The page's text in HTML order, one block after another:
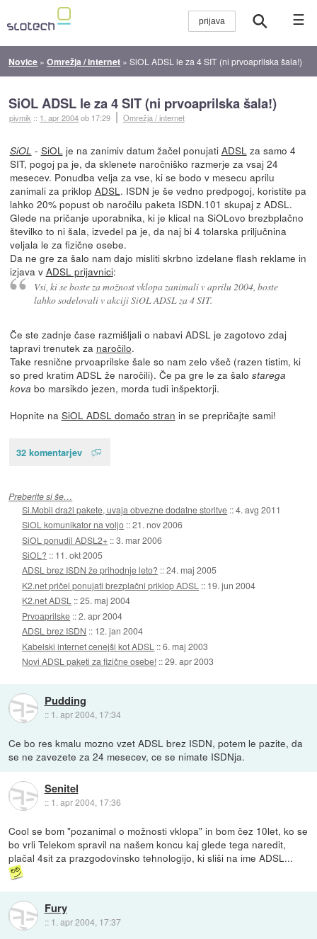
☰
Novice »Omrežja / internet »SiOL ADSL le za 4 SIT (ni prvoaprilska šala!)
SiOL ADSL le za 4 SIT (ni prvoaprilska šala!)
pivmik :: 1. apr 2004ob 17:29 Omrežja / internet
SiOL - SiOL je na zanimiv datum žačel ponujati ADSL za samo 4
SIT, pogoj pa je, da sklenete naročniško razmerje za vsaj 24
mesecev. Ponudba velja za vse, ki se bodo v mesecu aprilu
zanimali za priklop ADSL . ISDN je še vedno predpogoj, koristite pa
lahko 20% popust ob naročilu paketa ISDN.101 skupaj z ADSL.
Glede na pričanje uporabnika, ki je klical na SiOLovo brezbplačno
številko to ni šala, izvedel pa je, da naj bi 4 tolarska priljučnina
veljala le za fizične osebe.
Da ne gre za šalo nam dajo misliti skrbno izdelane flash reklame in
izjava v ADSL prijavnici:
Vsi, ki se boste za možnost vklopa zanimali v aprilu 2004, boste
lahko sodelovali v akciji SiOL ADSL za 4 SIT.
Če ste zadnje čase razmišljali o nabavi ADSL je zagotovo zdaj
tapravi trenutek za naročilo.
Take resnične prvoaprilske šale so nam zelo všeč (razen tistim, ki
so pred kratim ADSL že naročili). Če pa gre le za šalo starega
kova bo marsikdo jezen, morda tudi inšpektorji.
Hopnite na SiOL ADSL domačo stran in se prepričajte sami!
32 komentarjev
Preberite si še…
Si.Mobil draži pakete, uvaja obvezne dodatne storitve ::4. avg 2011
SiOL komunikator na voljo ::21. nov 2006
SiOL ponudil ADSL2+ ::3. mar 2006
SiOL? :: 11. okt 2005
ADSL brez ISDN že prihodnje leto? ::24. maj 2005
K2.net pričel ponujati brezplačni priklop ADSL :: 19. jun 2004
K2.net ADSL ::25. maj 2004
Prvoaprilske ::2. apr 2004
ADSL brez ISDN :: 12. jan 2004
Kabelski internet cenejši kot ADSL ::6. maj 2003
Novi ADSL paketi za fizične osebe! ::29. apr 2003
Pudding
:: 1. apr 2004, 17:34
Ce bo res kmalu mozno vzet ADSL brez ISDN, potem le pazite, da
se ne zavezete za 24 mesecev, ce se nimate ISDNja.
Senitel
:: 1. apr 2004, 17:36
Cool se bom "pozanimal o možnosti vklopa" in bom čez 10let, ko se
bo vrli Telekom spravil na našem koncu kaj glede tega naredit,
plačal 4sit za prazgodovinsko tehnologijo, ki sliši na ime ADSL...
Fury
:: 1. apr 2004, 17:37